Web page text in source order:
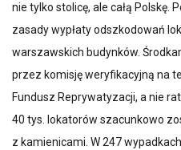
nie tylko stolicę, ale całą Polskę.
zasady wypłaty odszkodowań
warszawskich budynków.
przez komisję weryfikacyjną na
Fundusz Reprywatyzacji, a nie
40 tys. lokatorów szacunkowo
z kamienicami. W 247